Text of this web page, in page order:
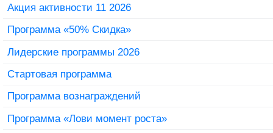
Акция активности 11 2026
Программа «50% Скидка»
Лидерские программы 2026
Стартовая программа
Программа вознаграждений
Программа «Лови момент роста»